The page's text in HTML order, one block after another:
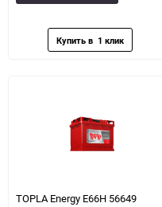
TOPLA Energy E66H 56649